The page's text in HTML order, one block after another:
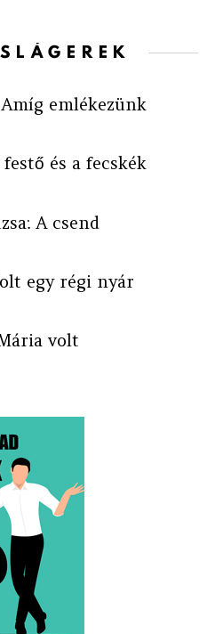
emlékezünk
és a fecskék
A csend
egy régi nyár
volt